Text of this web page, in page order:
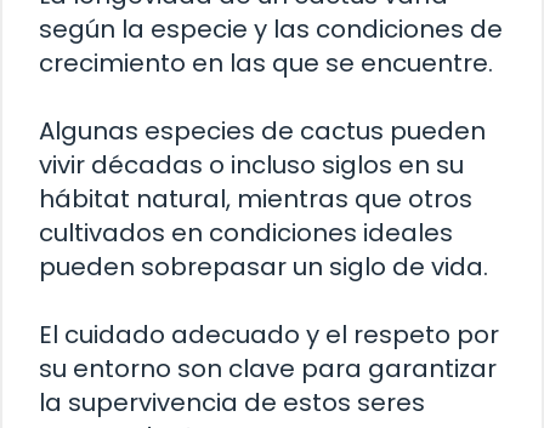
según la especie y las condiciones de
crecimiento en las que se encuentre.
Algunas especies de cactus pueden
vivir décadas o incluso siglos en su
hábitat natural, mientras que otros
cultivados en condiciones ideales
pueden sobrepasar un siglo de vida.
El cuidado adecuado y el respeto por
su entorno son clave para garantizar
la supervivencia de estos seres